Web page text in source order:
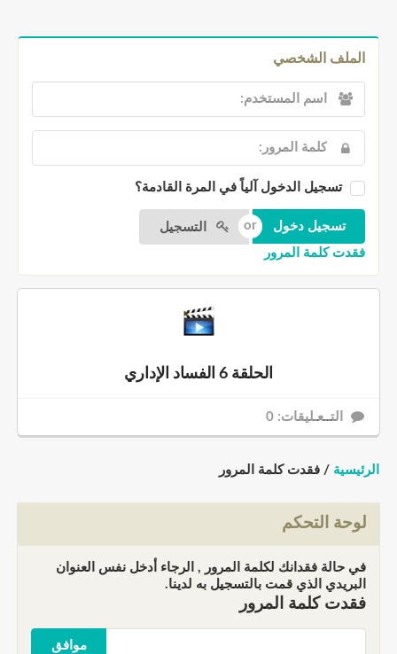
الملف الشخصي
تسجيل الدخول آلياً في المرة القادمة؟
التسجيل
فقدت كلمة المرور
الحلقة 6 الفساد الإداري
التــعـليقات: 0
الرئيسية / فقدت كلمة المرور
لوحة التحكم
في حالة فقدانك لكلمة المرور , الرجاء أدخل نفس العنوان
البريدي الذي قمت بالتسجيل به لدينا.
فقدت كلمة المرور
موافق